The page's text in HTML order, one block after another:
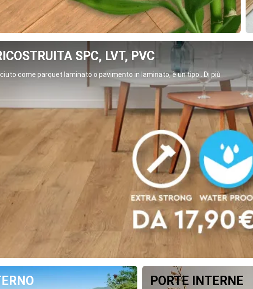
SPC, LVT, PVC
come parquet laminato o pavimento in laminato, è un tipo...Di più
PORTE INTERNE